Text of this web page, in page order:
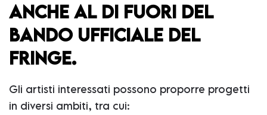
ANCHE AL DI FUORI DEL
BANDO UFFICIALE DEL
FRINGE.
Gli artisti interessati possono proporre progetti
in diversi ambiti, tra cui: